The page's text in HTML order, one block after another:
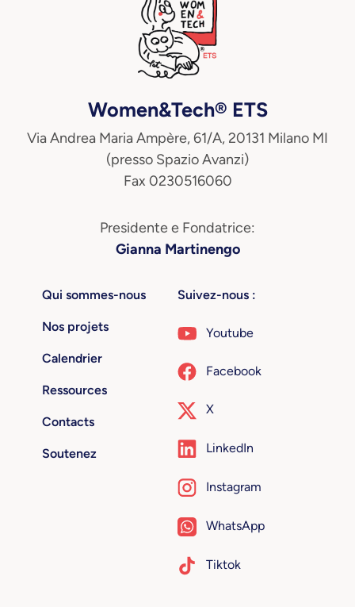
Women&Tech® ETS
Via Andrea Maria Ampère, 61/A, 20131 Milano MI
(presso Spazio Avanzi)
Fax 0230516060
Presidente e Fondatrice:
Gianna Martinengo
Qui sommes-nous
Nos projets
Calendrier
Ressources
Contacts
Soutenez
Suivez-nous :
Youtube
Facebook
X
LinkedIn
Instagram
WhatsApp
Tiktok